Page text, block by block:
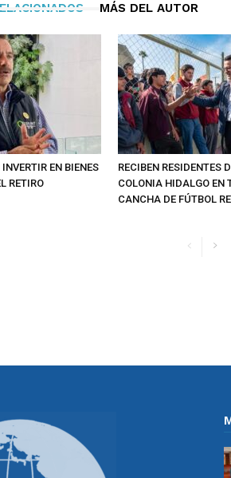
MÁS DEL AUTOR
EN BIENES
RETIRO
RECIBEN RESIDENTES
COLONIA HIDALGO EN
CANCHA DE FÚTBOL